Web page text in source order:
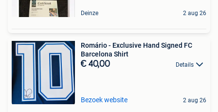
Deinze 2 aug 26
Romário - Exclusive Hand Signed FC
Barcelona Shirt
€ 40,00 Details
Bezoek website 2 aug 26